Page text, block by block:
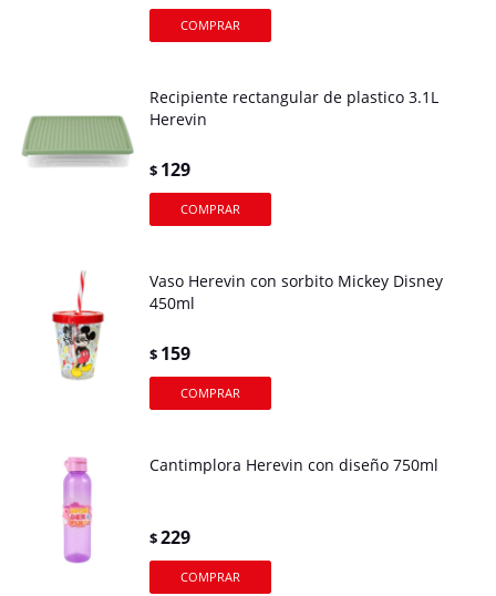
Recipiente rectangular de plastico 3.1L
Herevin
$ 129
Vaso Herevin con sorbito Mickey Disney
450ml
$ 159
Cantimplora Herevin con diseño 750ml
$229